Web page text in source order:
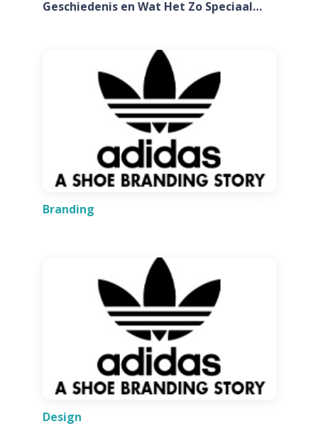
Geschiedenis en Wat Het Zo Speciaal
Branding
Design